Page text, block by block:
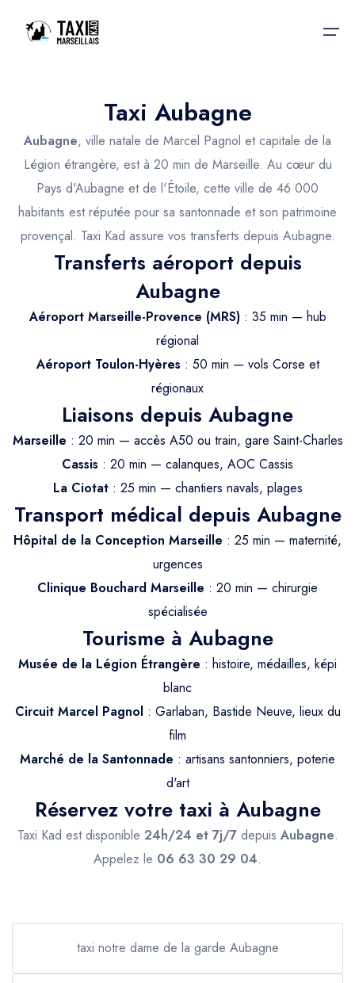
Nos services
Nos services
Taxis Aéroport
Trajet Gare SNCF
Trajet Port croisière
Trajet Santé
Trajet Longue Distance
Taxis aéroport
Réservation
Actualités & évènements
Contactez-nous
Taxi Aubagne
Aubagne, ville natale de Marcel Pagnol et capitale de la
Légion étrangère, est à 20 min de Marseille. Au cœur du
Pays d'Aubagne et de l'Étoile, cette ville de 46 000
habitants est réputée pour sa santonnade et son patrimoine
provençal. Taxi Kad assure vos transferts depuis Aubagne.
Transferts aéroport depuis
Aubagne
Aéroport Marseille-Provence (MRS): 35 min — hub
régional
Aéroport Toulon-Hyères : 50 min — vols Corse et
régionaux
Liaisons depuis Aubagne
Marseille : 20 min — accès A50 ou train, gare Saint-Charles
Cassis : 20 min — calanques, AOC Cassis
La Ciotat: 25 min — chantiers navals, plages
Transport médical depuis Aubagne
Hôpital de la Conception Marseille : 25 min — maternité,
urgences
Clinique Bouchard Marseille : 20 min — chirurgie
spécialisée
Tourisme à Aubagne
Musée de la Légion Étrangère : histoire, médailles, képi
blanc
Circuit Marcel Pagnol: Garlaban, Bastide Neuve, lieux du
film
Marché de la Santonnade : artisans santonniers, poterie
d'art
Réservez votre taxi à Aubagne
Taxi Kad est disponible 24h/24 et 7j/7depuis Aubagne.
Appelez le 06 63 30 29 04.
taxi notre dame de la garde Aubagne